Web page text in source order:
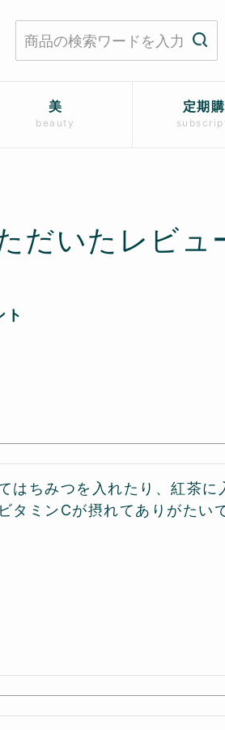
美
beauty
定期
だいたレビュ
ト
はちみつを入れたり、紅茶に
タミンCが摂れてありがたい